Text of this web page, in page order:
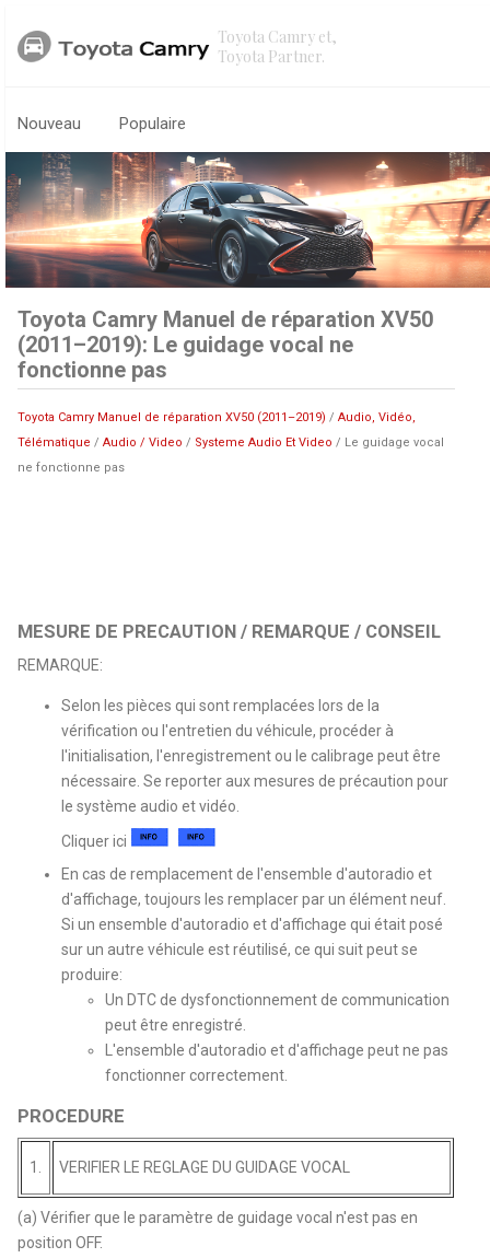
Toyota Camry et,
Toyota Partner.
Nouveau Populaire
Toyota Camry Manuel de réparation XV50
(2011–2019): Le guidage vocal ne
fonctionne pas
Toyota Camry Manuel de réparation XV50 (2011–2019) /Audio, Vidéo,
Télématique /Audio / Video / Systeme Audio Et Video / Le guidage vocal
ne fonctionne pas
MESURE DE PRECAUTION / REMARQUE / CONSEIL
REMARQUE:
Selon les pièces qui sont remplacées lors de la
vérification ou l'entretien du véhicule, procéder à
l'initialisation, l'enregistrement ou le calibrage peut être
nécessaire. Se reporter aux mesures de précaution pour
le système audio et vidéo.
Cliquer ici
En cas de remplacement de l'ensemble d'autoradio et
d'affichage, toujours les remplacer par un élément neuf.
Si un ensemble d'autoradio et d'affichage qui était posé
sur un autre véhicule est réutilisé, ce qui suit peut se
produire:
Un DTC de dysfonctionnement de communication
peut être enregistré.
L'ensemble d'autoradio et d'affichage peut ne pas
fonctionner correctement.
PROCEDURE
1. VERIFIER LE REGLAGE DU GUIDAGE VOCAL
(a) Vérifier que le paramètre de guidage vocal n'est pas en
position OFF.